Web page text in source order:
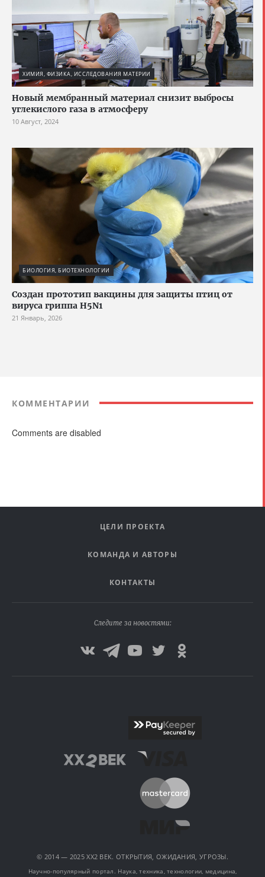
ХИМИЯ, ФИЗИКА, ИССЛЕДОВАНИЯ МАТЕРИИ
Новый мембранный материал снизит выбросы
углекислого газа в атмосферу
10 Август, 2024
БИОЛОГИЯ, БИОТЕХНОЛОГИИ
Создан прототип вакцины для защиты птиц от
вируса гриппа H5N1
21 Январь, 2026
КОММЕНТАРИИ
Comments are disabled
ЦЕЛИ ПРОЕКТА
КОМАНДА И АВТОРЫ
КОНТАКТЫ
Следите за новостями:
© 2014 — 2025 XX2 ВЕК. ОТКРЫТИЯ, ОЖИДАНИЯ, УГРОЗЫ.
Научно-популярный портал. Наука, техника, технологии, медицина,